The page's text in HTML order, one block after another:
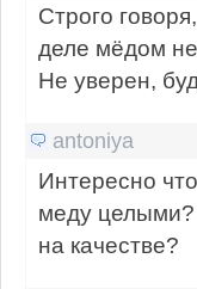
Строго
деле мёдом
Не уверен,
antoniya
Интересно
меду целыми?
на качестве?